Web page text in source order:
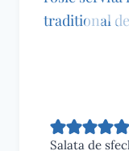
Salata de